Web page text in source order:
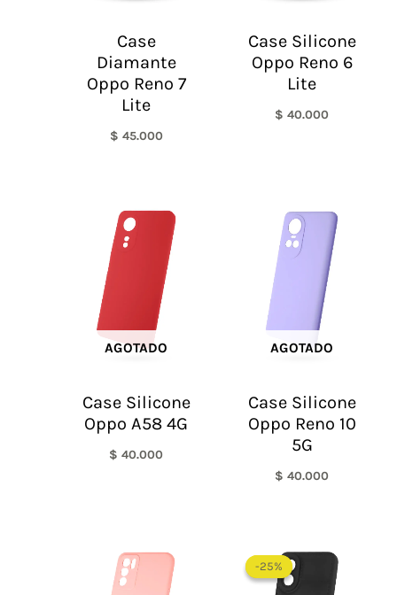
Case
Diamante
Oppo Reno 7
Lite
$ 45.000
Case Silicone
Oppo Reno 6
Lite
$ 40.000
AGOTADO
Case Silicone
Oppo A58 4G
$ 40.000
AGOTADO
Case Silicone
Oppo Reno 10
5G
$ 40.000
-25%
-25%
precio
original